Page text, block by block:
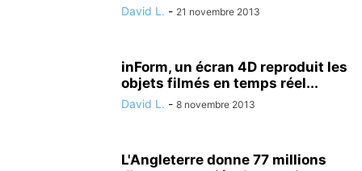
David L. - 21 novembre 2013
inForm, un écran 4D reproduit les
objets filmés en temps réel...
David L. - 8 novembre 2013
L'Angleterre donne 77 millions